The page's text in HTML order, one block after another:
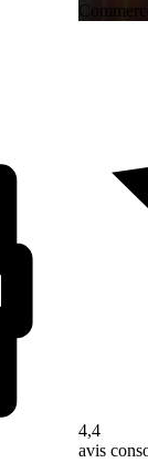
4,4
avis